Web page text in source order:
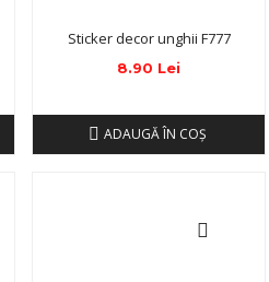
Sticker decor unghii F777
8.90 Lei
ADAUGĂ ÎN COŞ